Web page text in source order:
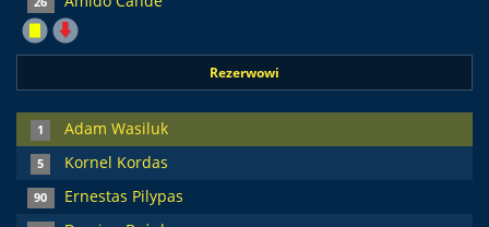
Rezerwowi
1 Adam Wasiluk
5 Kornel Kordas
90 Ernestas Pilypas